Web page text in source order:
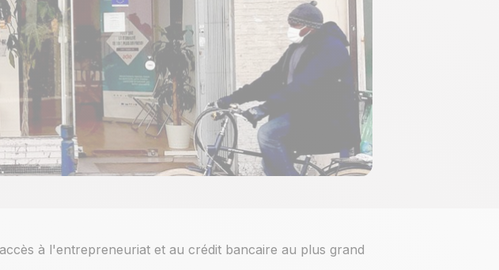
à l'entrepreneuriat et au crédit bancaire au plus grand